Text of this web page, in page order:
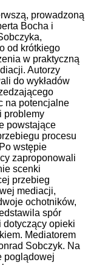
prowadzoną
Bocha i
od krótkiego
w praktyczną
Autorzy
do wykładów
na potencjalne
problemy
powstające
procesu
wstępie
zaproponowali
scenki
przebieg
mediacji,
ochotników,
spór
dotyczący opieki
Mediatorem
Sobczyk. Na
poglądowej